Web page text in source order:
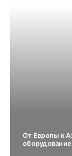
От Европы к